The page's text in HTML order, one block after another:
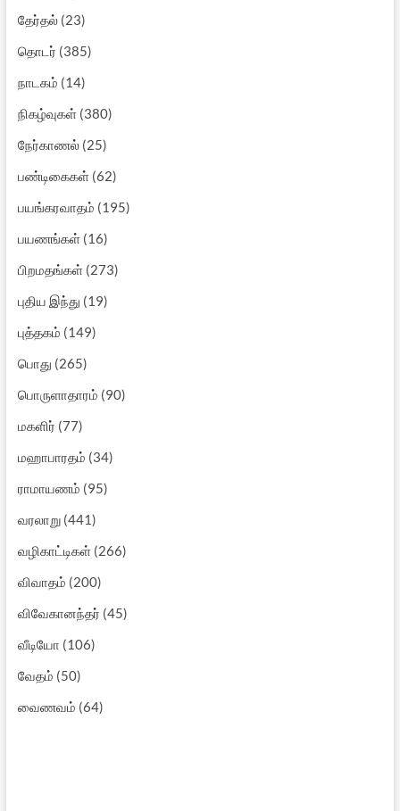
தேர்தல்(23)
தொடர் (385)
நாடகம் (14)
நிகழ்வுகள்(380)
நேர்காணல்(25)
பண்டிகைகள்(62)
பயங்கரவாதம் (195)
பயணங்கள்(16)
பிறமதங்கள்(273)
புதிய இந்து (19)
புத்தகம் (149)
பொது (265)
பொருளாதாரம் (90)
மகளிர் (77)
மஹாபாரதம் (34)
ராமாயணம் (95)
வரலாறு(441)
வழிகாட்டிகள்(266)
விவாதம் (200)
விவேகானந்தர் (45)
வீடியோ (106)
வேதம் (50)
வைணவம் (64)